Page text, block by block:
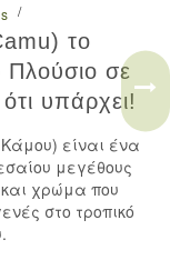
/
το
Πλούσιο σε
υπάρχει!
είναι ένα
μεγέθους
χρώμα που
στο τροπικό